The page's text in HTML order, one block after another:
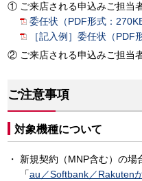
ご来店される申込みご担当
委任状（PDF形式：270KB
［記入例］委任状（PDF
ご来店される申込みご担当
ご注意事項
対象機種について
新規契約（MNP含む）の場
「au／Softbank／Rakuten